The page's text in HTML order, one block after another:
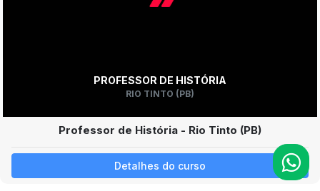
PROFESSOR DE HISTÓRIA
RIO TINTO (PB)
Professor de História - Rio Tinto (PB)
Detalhes do curso